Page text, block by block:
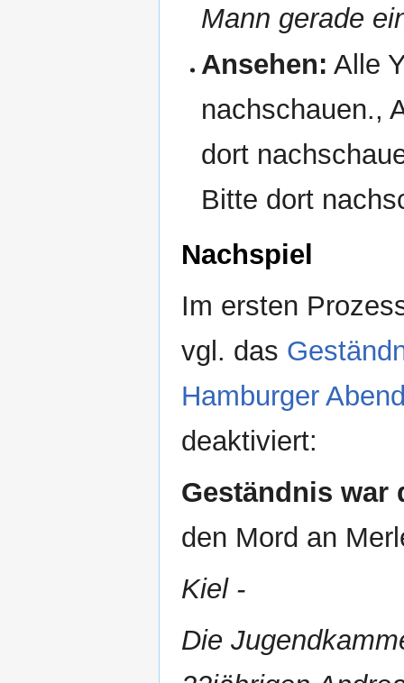
Mann gerade
Ansehen: Alle
nachschauen.,
dort
Bitte dort
Nachspiel
Im ersten
vgl. das
Hamburger
deaktiviert:
Geständnis war
den Mord an
Kiel -
Die